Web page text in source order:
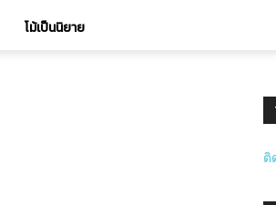
โม้เป็นนิยาย
ติ